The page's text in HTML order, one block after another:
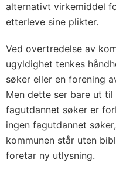
alternativt virkemiddel
etterleve sine plikter.
Ved overtredelse av
ugyldighet tenkes
søker eller en forening
Men dette ser bare ut
fagutdannet søker er
ingen fagutdannet
kommunen står uten
foretar ny utlysning.